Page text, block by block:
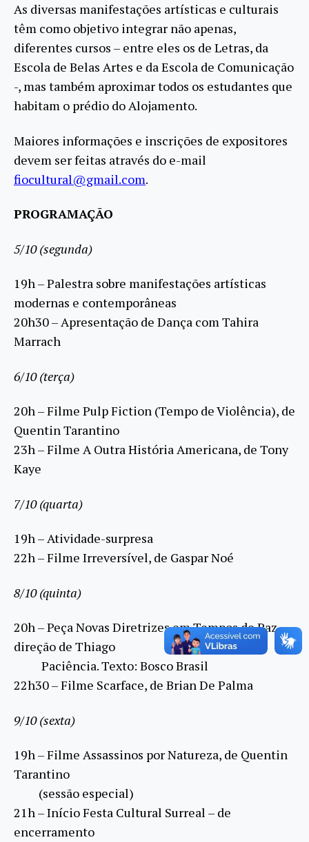
As diversas manifestações artísticas e culturais
têm como objetivo integrar não apenas,
diferentes cursos – entre eles os de Letras, da
Escola de Belas Artes e da Escola de Comunicação
-, mas também aproximar todos os estudantes que
habitam o prédio do Alojamento.
Maiores informações e inscrições de expositores
devem ser feitas através do e-mail
fiocultural@gmail.com.
PROGRAMAÇÃO
5/10 (segunda)
19h – Palestra sobre manifestações artísticas
modernas e contemporâneas
20h30 – Apresentação de Dança com Tahira
Marrach
6/10 (terça)
20h – Filme Pulp Fiction (Tempo de Violência), de
Quentin Tarantino
23h – Filme A Outra História Americana, de Tony
Kaye
7/10 (quarta)
19h – Atividade-surpresa
22h – Filme Irreversível, de Gaspar Noé
8/10 (quinta)
20h – Peça Novas Diretrizes em Tempos de Paz,
direção de Thiago
Paciência. Texto: Bosco Brasil
22h30 – Filme Scarface, de Brian De Palma
9/10 (sexta)
19h – Filme Assassinos por Natureza, de Quentin
Tarantino
(sessão especial)
21h – Início Festa Cultural Surreal – de
encerramento